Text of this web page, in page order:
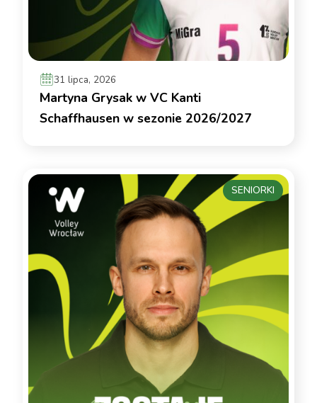
31 lipca, 2026
Martyna Grysak w VC Kanti
Schaffhausen w sezonie 2026/2027
SENIORKI